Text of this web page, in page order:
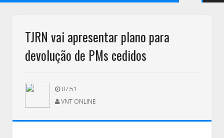
TJRN vai apresentar plano para
devolução de PMs cedidos
07:51
VNT ONLINE